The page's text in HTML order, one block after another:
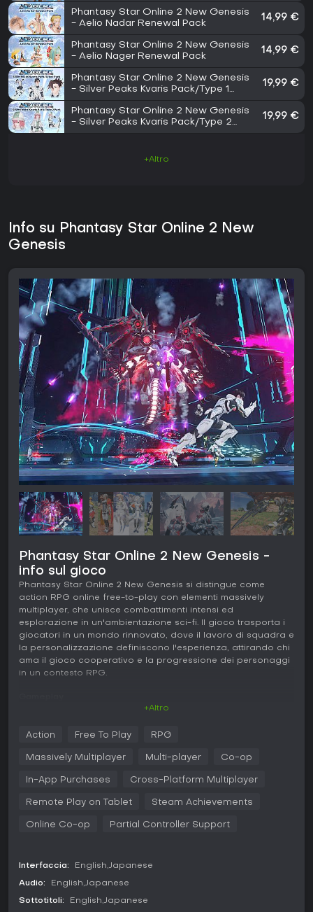
Phantasy Star Online 2 New Genesis
- Aelio Nadar Renewal Pack
14,99 €
Phantasy Star Online 2 New Genesis
- Aelio Nager Renewal Pack
14,99 €
Phantasy Star Online 2 New Genesis
- Silver Peaks Kvaris Pack/Type 1
19,99 €
Phantasy Star Online 2 New Genesis
- Silver Peaks Kvaris Pack/Type 2
19,99 €
+Altro
Info su Phantasy Star Online 2 New
Genesis
Phantasy Star Online 2 New Genesis -
info sul gioco
Phantasy Star Online 2 New Genesis si distingue come
action RPG online free-to-play con elementi massively
multiplayer, che unisce combattimenti intensi ed
esplorazione in un'ambientazione sci-fi. Il gioco trasporta i
giocatori in un mondo rinnovato, dove il lavoro di squadra e
la personalizzazione definiscono l'esperienza, attirando chi
ama il gioco cooperativo e la progressione dei personaggi
in un contesto RPG.
ambienti open world. I giocatori scelgono tra diverse classi,
ognuna con armi e abilità uniche che influenzano lo stile
Dash per scatti rapidi e Photon Glide per planate aeree
reattivo, con azioni che si incatenano in combo contro
personalizzazione dettagliata, per distinguersi nel
equipaggiamento.
posizionamento sono cruciali negli scontri. I nemici
+Altro
Action Free To Play RPG
Massively Multiplayer Multi-player Co-op
In-App Purchases Cross-Platform Multiplayer
Remote Play on Tablet Steam Achievements
Online Co-op Partial Controller Support
Interfaccia: English Japanese
Audio: English Japanese
Sottotitoli: English Japanese